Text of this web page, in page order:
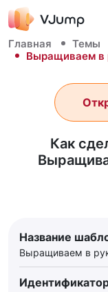
Главная Темы
Выращиваем в
Как
Название
Выращиваем в